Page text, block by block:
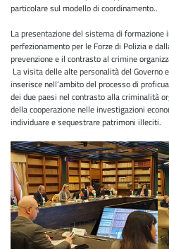
particolare sul modello di coordinamento..
La presentazione del sistema di formazione
perfezionamento per le Forze di Polizia e
prevenzione e il contrasto al crimine
La visita delle alte personalità del Governo
inserisce nell’ambito del processo di
dei due paesi nel contrasto alla criminalità
della cooperazione nelle investigazioni
individuare e sequestrare patrimoni illeciti.